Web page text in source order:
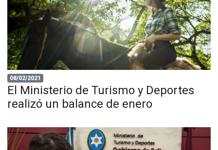
08/02/2021
El Ministerio de Turismo y Deportes
realizó un balance de enero